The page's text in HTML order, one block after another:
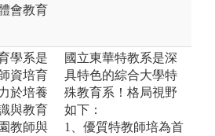
會教育
學系是
資培育
於培養
與教育
教師與
國立東華特教系是深
具特色的綜合大學特
殊教育系！格局視野
如下：
1、優質特教師培為首